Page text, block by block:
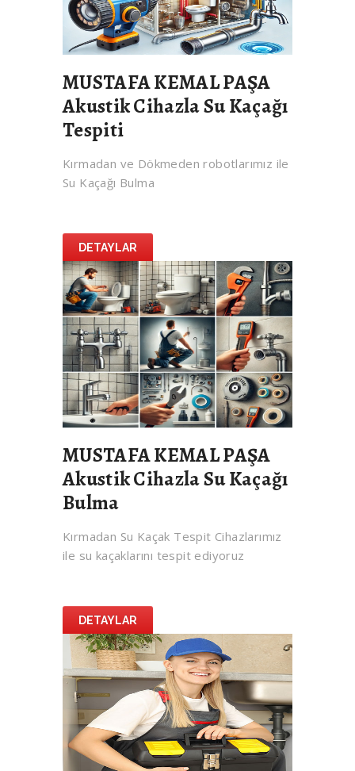
MUSTAFA KEMAL PAŞA
Akustik Cihazla Su Kaçağı
Tespiti
Kırmadan ve Dökmeden robotlarımız ile
Su Kaçağı Bulma
DETAYLAR
MUSTAFA KEMAL PAŞA
Akustik Cihazla Su Kaçağı
Bulma
Kırmadan Su Kaçak Tespit Cihazlarımız
ile su kaçaklarını tespit ediyoruz
DETAYLAR